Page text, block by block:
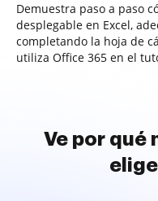
Demuestra paso a paso
desplegable en Excel,
completando la hoja de
utiliza Office 365 en el
Ve por qué